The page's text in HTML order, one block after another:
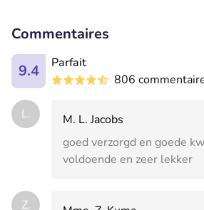
Commentaires
9.4
Parfait
806
L.
M. L. Jacobs
goed verzorgd en goede
voldoende en zeer lekker
Z.